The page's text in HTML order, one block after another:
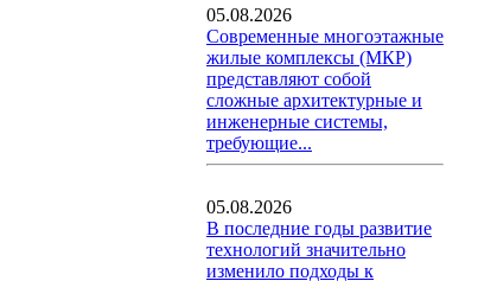
05.08.2026
Современные многоэтажные
жилые комплексы (МКР)
представляют собой
сложные архитектурные и
инженерные системы,
требующие...
05.08.2026
В последние годы развитие
технологий значительно
изменило подходы к